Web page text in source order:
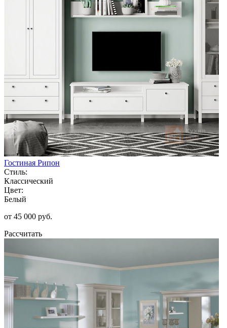
Гостиная Рипон
Стиль:
Классический
Цвет:
Белый
от 45 000 руб.
Рассчитать